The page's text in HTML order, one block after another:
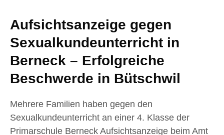
Aufsichtsanzeige gegen
Sexualkundeunterricht in
Berneck – Erfolgreiche
Beschwerde in Bütschwil
Mehrere Familien haben gegen den
Sexualkundeunterricht an einer 4. Klasse der
Primarschule Berneck Aufsichtsanzeige beim Amt